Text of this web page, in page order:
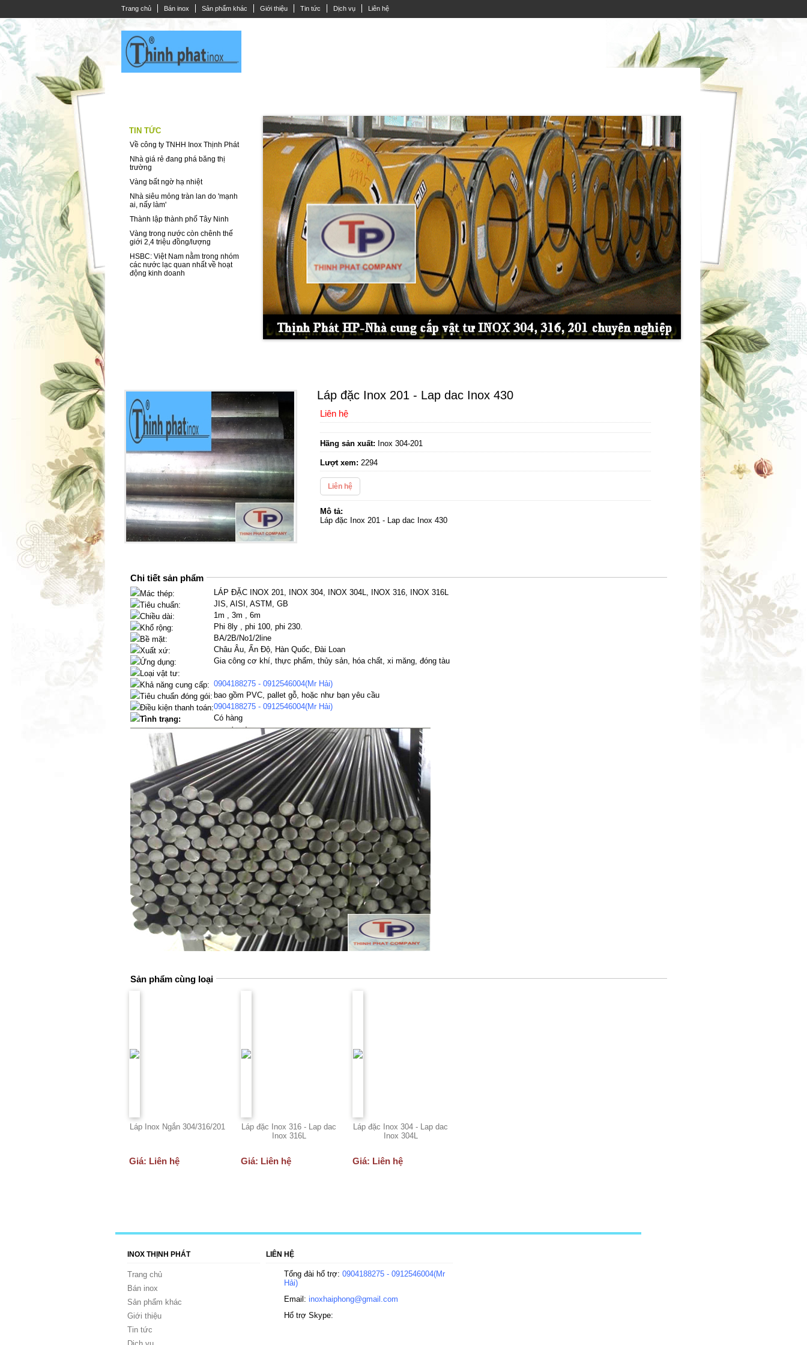
Trang chủ Bán inox Sản phẩm khác Giới thiệu Tin tức Dịch vụ Liên hệ
TIN TỨC
Về công ty TNHH Inox Thịnh Phát
Nhà giá rẻ đang phá băng thị
trường
Vàng bất ngờ hạ nhiệt
Nhà siêu mỏng tràn lan do 'mạnh
ai, nấy làm'
Thành lập thành phố Tây Ninh
Vàng trong nước còn chênh thế
giới 2,4 triệu đồng/lượng
HSBC: Việt Nam nằm trong nhóm
các nước lạc quan nhất về hoạt
động kinh doanh
Láp đặc Inox 201 - Lap dac Inox 430
Liên hệ
Hãng sản xuất: Inox 304-201
Lượt xem: 2294
Liên hệ
Mô tả:
Láp đặc Inox 201 - Lap dac Inox 430
Chi tiết sản phẩm
Mác thép:
LÁP ĐẶC INOX 201, INOX 304, INOX 304L, INOX 316, INOX 316L
Tiêu chuẩn:
JIS, AISI, ASTM, GB
Chiều dài:
1m , 3m , 6m
Khổ rộng:
Phi 8ly , phi 100, phi 230.
Bề mặt:
BA/2B/No1/2line
Xuất xứ:
Châu Âu, Ấn Độ, Hàn Quốc, Đài Loan
Ứng dụng:
Gia công cơ khí, thực phẩm, thủy sản, hóa chất, xi măng, đóng tàu
Loại vật tư:
Khả năng cung cấp: 0904188275 - 0912546004(Mr Hải)
Tiêu chuẩn đóng gói: bao gồm PVC, pallet gỗ, hoặc như bạn yêu cầu
Điều kiện thanh toán:0904188275 - 0912546004(Mr Hải)
Tình trạng:
Có hàng
Sản phẩm cùng loại
Láp Inox Ngắn 304/316/201
Giá: Liên hệ
Láp đặc Inox 316 - Lap dac
Inox 316L
Giá: Liên hệ
Láp đặc Inox 304 - Lap dac
Inox 304L
Giá: Liên hệ
INOX THỊNH PHÁT
Trang chủ
Bán inox
Sản phẩm khác
Giới thiệu
Tin tức
LIÊN HỆ
Tổng đài hổ trợ:0904188275 - 0912546004(Mr
Hải)
Email:inoxhaiphong@gmail.com
Hổ trợ Skype: